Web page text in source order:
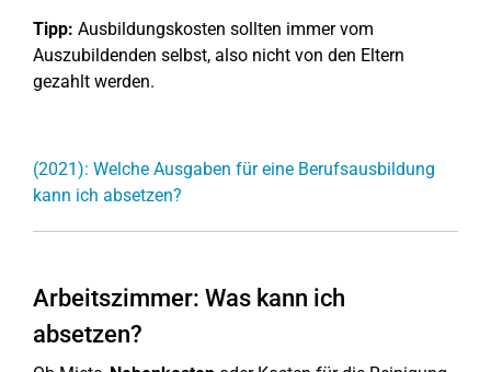
Tipp: Ausbildungskosten sollten immer vom
Auszubildenden selbst, also nicht von den Eltern
gezahlt werden.
(2021): Welche Ausgaben für eine Berufsausbildung
kann ich absetzen?
Arbeitszimmer: Was kann ich
absetzen?